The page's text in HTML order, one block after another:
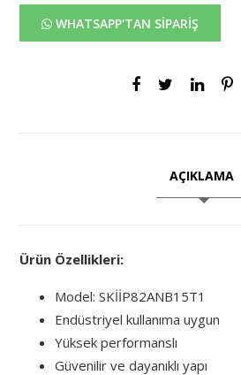
WHATSAPP'TAN SİPARİŞ
AÇIKLAMA
Ürün Özellikleri:
Model: SKİİP82ANB15T1
Endüstriyel kullanıma uygun
Yüksek performanslı
Güvenilir ve dayanıklı yapı